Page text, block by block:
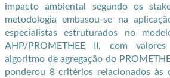
impacto ambiental segundo os
metodologia embasou-se na
especialistas estruturados no
AHP/PROMETHEE II, com
algoritmo de agregação do
ponderou 8 critérios relacionados às